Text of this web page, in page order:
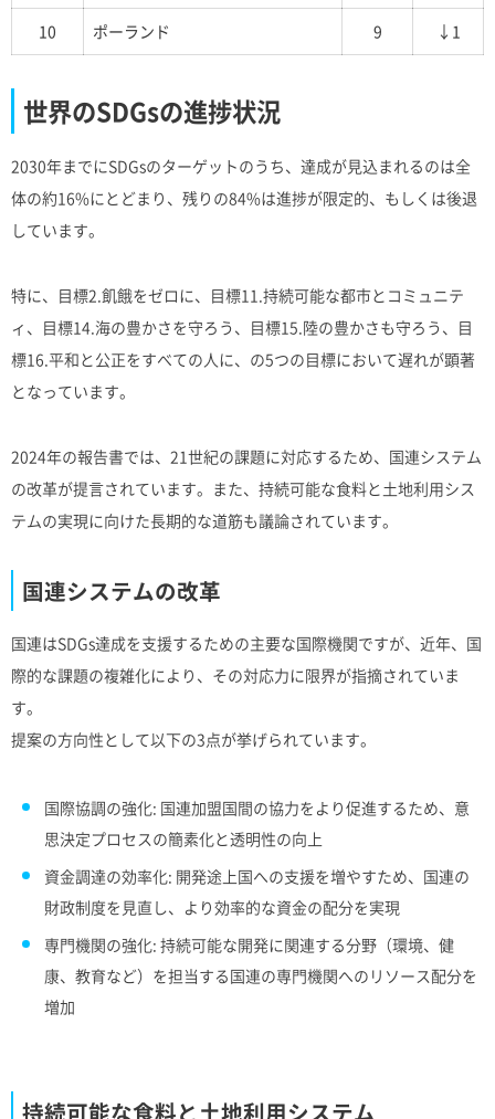
10 ポーランド 9 ↓1
世界のSDGsの進捗状況
2030年までにSDGsのターゲットのうち、達成が見込まれるのは全
体の約16%にとどまり、残りの84%は進捗が限定的、もしくは後退
しています。
特に、目標2.飢餓をゼロに、目標11.持続可能な都市とコミュニテ
ィ、目標14.海の豊かさを守ろう、目標15.陸の豊かさも守ろう、目
標16.平和と公正をすべての人に、の5つの目標において遅れが顕著
となっています。
2024年の報告書では、21世紀の課題に対応するため、国連システム
の改革が提言されています。また、持続可能な食料と土地利用シス
テムの実現に向けた長期的な道筋も議論されています。
国連システムの改革
国連はSDGs達成を支援するための主要な国際機関ですが、近年、国
際的な課題の複雑化により、その対応力に限界が指摘されていま
す。
提案の方向性として以下の3点が挙げられています。
国際協調の強化: 国連加盟国間の協力をより促進するため、意
思決定プロセスの簡素化と透明性の向上
資金調達の効率化: 開発途上国への支援を増やすため、国連の
財政制度を見直し、より効率的な資金の配分を実現
専門機関の強化: 持続可能な開発に関連する分野（環境、健
康、教育など）を担当する国連の専門機関へのリソース配分を
増加
持続可能な食料と土地利用システム